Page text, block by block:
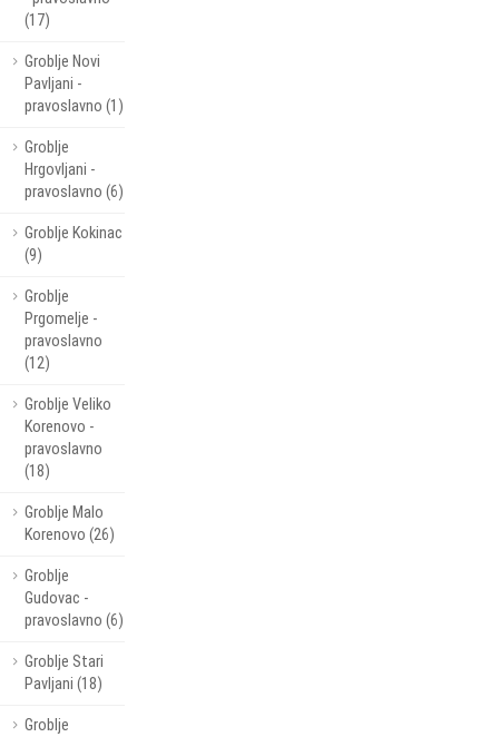
(17)
Groblje Novi
Pavljani -
pravoslavno (1)
Groblje
Hrgovljani -
pravoslavno (6)
Groblje Kokinac
(9)
Groblje
Prgomelje -
pravoslavno
(12)
Groblje Veliko
Korenovo -
pravoslavno
(18)
Groblje Malo
Korenovo (26)
Groblje
Gudovac -
pravoslavno (6)
Groblje Stari
Pavljani (18)
Groblje